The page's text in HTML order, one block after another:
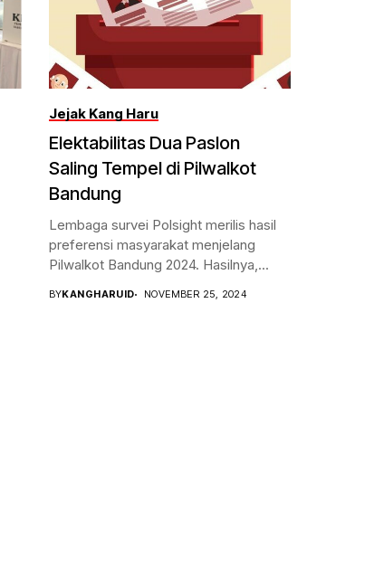
Jejak Kang Haru
Elektabilitas Dua Paslon
Saling Tempel di Pilwalkot
Bandung
Lembaga survei Polsight merilis hasil
preferensi masyarakat menjelang
Pilwalkot Bandung 2024. Hasilnya,...
BYKANGHARUID NOVEMBER 25, 2024